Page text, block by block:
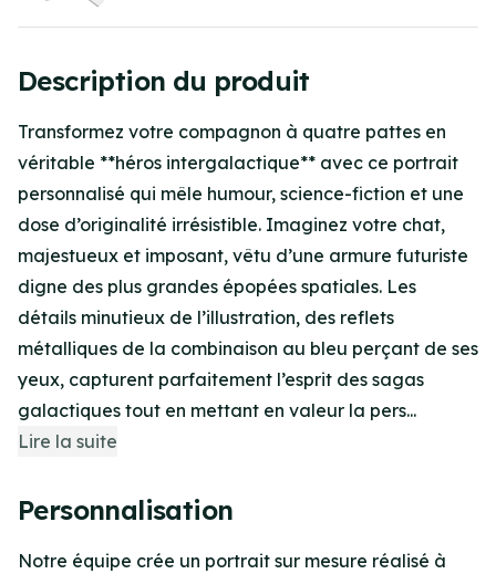
Description du produit
Transformez votre compagnon à quatre pattes en
véritable **héros intergalactique** avec ce portrait
personnalisé qui mêle humour, science-fiction et une
dose d’originalité irrésistible. Imaginez votre chat,
majestueux et imposant, vêtu d’une armure futuriste
digne des plus grandes épopées spatiales. Les
détails minutieux de l’illustration, des reflets
métalliques de la combinaison au bleu perçant de ses
yeux, capturent parfaitement l’esprit des sagas
galactiques tout en mettant en valeur la pers...
Lire la suite
Personnalisation
Notre équipe crée un portrait sur mesure réalisé à